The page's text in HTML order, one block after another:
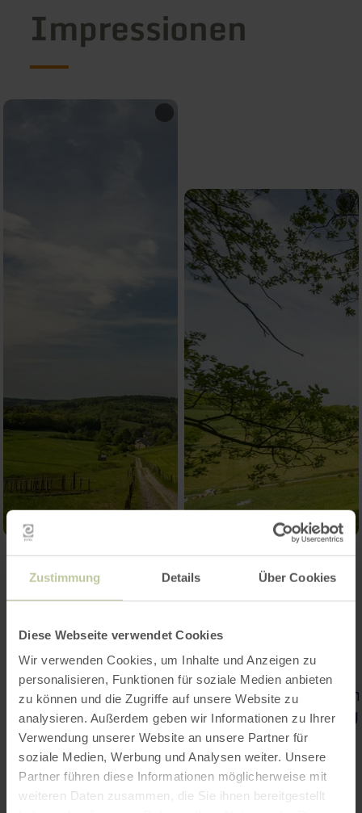
Zustimmung Details Über Cookies
Diese Webseite verwendet Cookies
Wir verwenden Cookies, um Inhalte und Anzeigen zu
personalisieren, Funktionen für soziale Medien anbieten
zu können und die Zugriffe auf unsere Website zu
analysieren. Außerdem geben wir Informationen zu Ihrer
Verwendung unserer Website an unsere Partner für
soziale Medien, Werbung und Analysen weiter. Unsere
Partner führen diese Informationen möglicherweise mit
weiteren Daten zusammen, die Sie ihnen bereitgestellt
Impressionen